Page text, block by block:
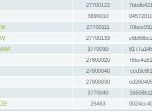
27700122
3690010
27700111
27700133
3770030
27800020
27800040
27800030
3770040
25463